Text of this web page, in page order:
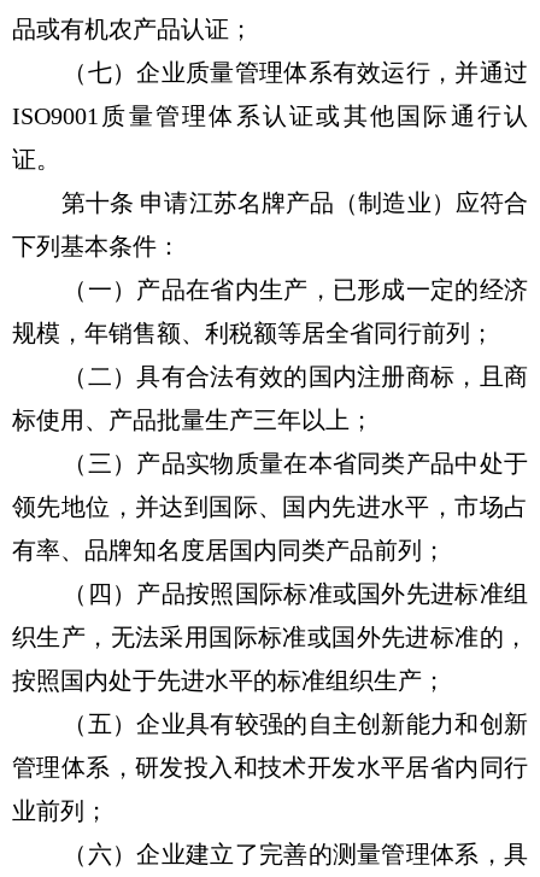
品或有机农产品认证；
（七）企业质量管理体系有效运行，并通过
ISO9001质量管理体系认证或其他国际通行认
证。
第十条 申请江苏名牌产品（制造业）应符合
下列基本条件：
（一）产品在省内生产，已形成一定的经济
规模，年销售额、利税额等居全省同行前列；
（二）具有合法有效的国内注册商标，且商
标使用、产品批量生产三年以上；
（三）产品实物质量在本省同类产品中处于
领先地位，并达到国际、国内先进水平，市场占
有率、品牌知名度居国内同类产品前列；
（四）产品按照国际标准或国外先进标准组
织生产，无法采用国际标准或国外先进标准的，
按照国内处于先进水平的标准组织生产；
（五）企业具有较强的自主创新能力和创新
管理体系，研发投入和技术开发水平居省内同行
业前列；
（六）企业建立了完善的测量管理体系，具